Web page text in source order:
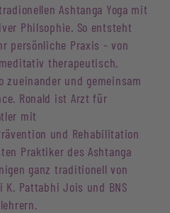
Ashtanga Yoga mit
Philsophie. So entsteht
persönliche Praxis - von
therapeutisch.
zueinander und gemeinsam
Ronald ist Arzt für
mit
und Rehabilitation
Praktiker des Ashtanga
ganz traditionell von
Pattabhi Jois und BNS